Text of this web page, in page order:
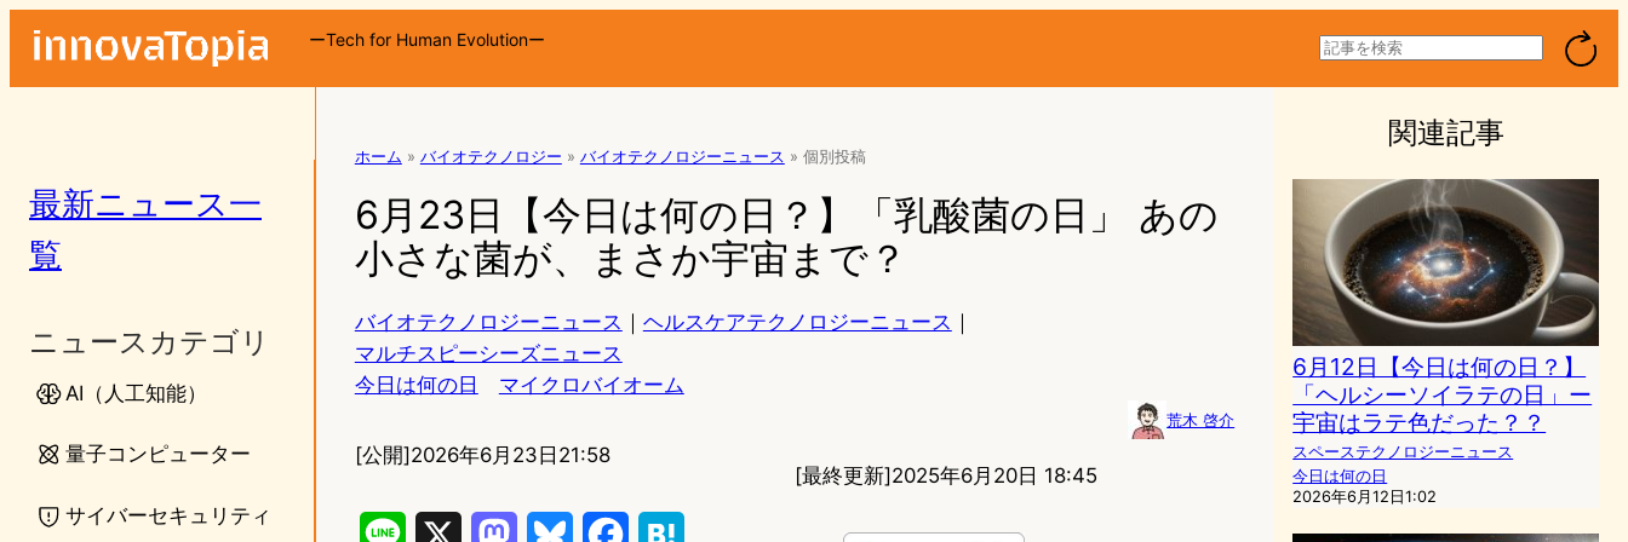
ーTech for Human Evolutionー
検
索
最新ニュース一
覧
ニュースカテゴリ
AI（人工知能）
量子コンピューター
サイバーセキュリティ
ホーム » バイオテクノロジー » バイオテクノロジーニュース » 個別投稿
6月23日【今日は何の日？】「乳酸菌の日」 あの
小さな菌が、まさか宇宙まで？
バイオテクノロジーニュース ｜ ヘルスケアテクノロジーニュース ｜
マルチスピーシーズニュース
今日は何の日
マイクロバイオーム
荒木 啓介
[公開]2026年6月23日21:58
[最終更新]2025年6月20日 18:45
関連記事
6月12日【今日は何の日？】
「ヘルシーソイラテの日」ー
宇宙はラテ色だった？？
スペーステクノロジーニュース
今日は何の日
2026年6月12日1:02